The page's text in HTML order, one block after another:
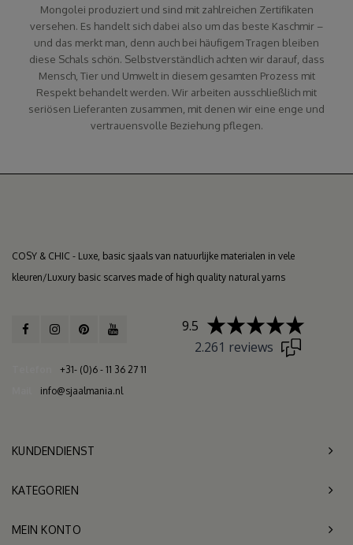
Mongolei produziert und sind mit zahlreichen Zertifikaten
versehen. Es handelt sich dabei also um das beste Kaschmir –
und das merkt man, denn auch bei häufigem Tragen bleiben
diese Schals schön. Selbstverständlich achten wir darauf, dass
Mensch, Tier und Umwelt in diesem gesamten Prozess mit
Respekt behandelt werden. Wir arbeiten ausschließlich mit
seriösen Lieferanten zusammen, mit denen wir eine enge und
vertrauensvolle Beziehung pflegen.
COSY & CHIC - Luxe, basic sjaals van natuurlijke materialen in vele
kleuren/Luxury basic scarves made of high quality natural yarns
+31- (0)6 - 11 36 27 11
info@sjaalmania.nl
9.5
2.261 reviews
KUNDENDIENST
KATEGORIEN
MEIN KONTO